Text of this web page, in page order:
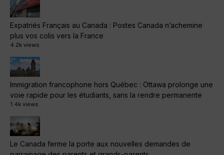
Expatriés Français au Canada : Postes Canada n’achemine
plus vos colis vers la France
4.2k views
Immigration francophone hors Québec : Ottawa prolonge une
voie rapide pour les étudiants, sans la rendre permanente
1.4k views
Le Canada ferme la porte aux nouvelles demandes de